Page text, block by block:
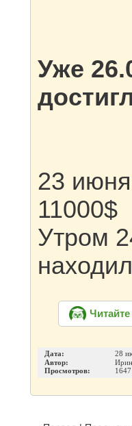
Уже
23
11000$
Утром
Дата:
28
Автор:
Просмотров:
1647